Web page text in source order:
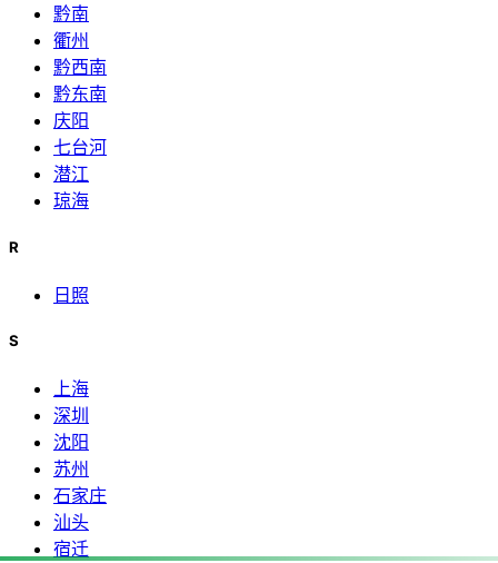
黔南
衢州
黔西南
黔东南
庆阳
七台河
潜江
琼海
R
日照
S
上海
深圳
沈阳
苏州
石家庄
汕头
宿迁